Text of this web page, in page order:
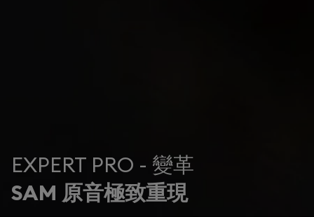
EXPERT PRO - 變革
SAM 原音極致重現